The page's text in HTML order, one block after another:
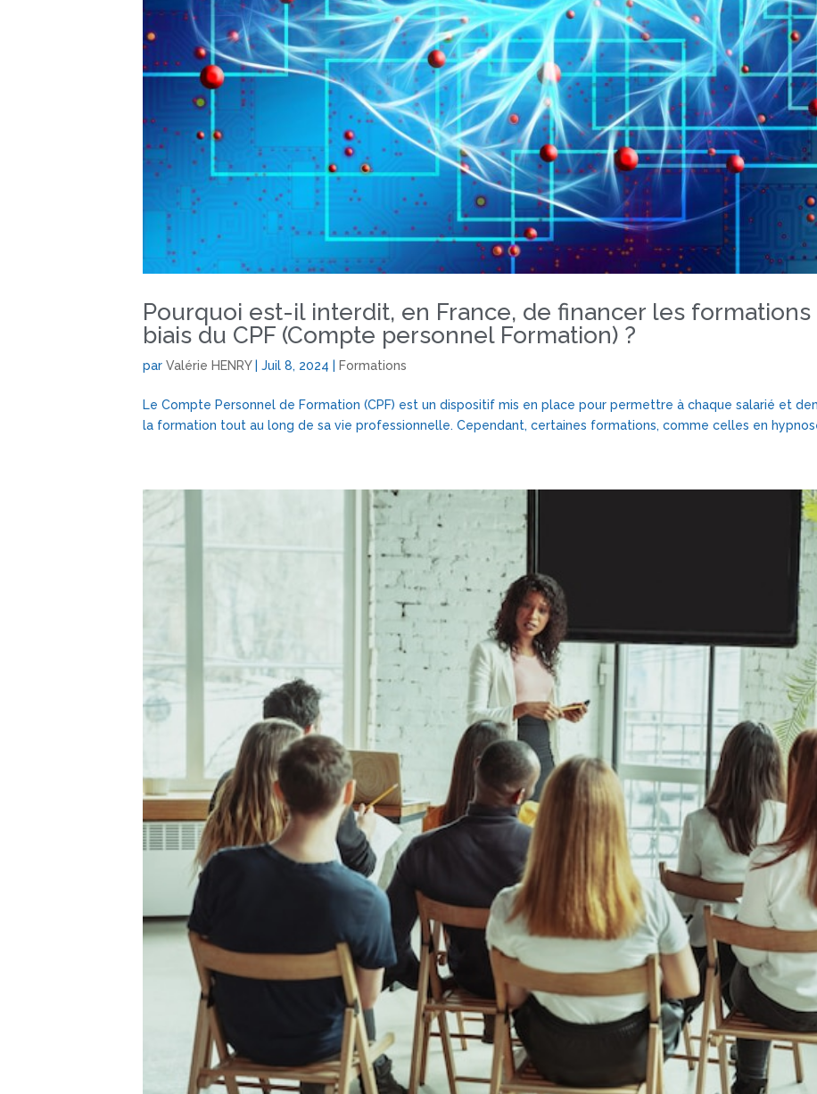
Pourquoi est-il interdit, en France, de financer les
biais du CPF (Compte personnel Formation) ?
par Valérie HENRY| Juil 8, 2024 Formations
Le Compte Personnel de Formation (CPF) est un dispositif mis en place pour permettre à chaque salarié et
la formation tout au long de sa vie professionnelle. Cependant, certaines formations, comme celles en